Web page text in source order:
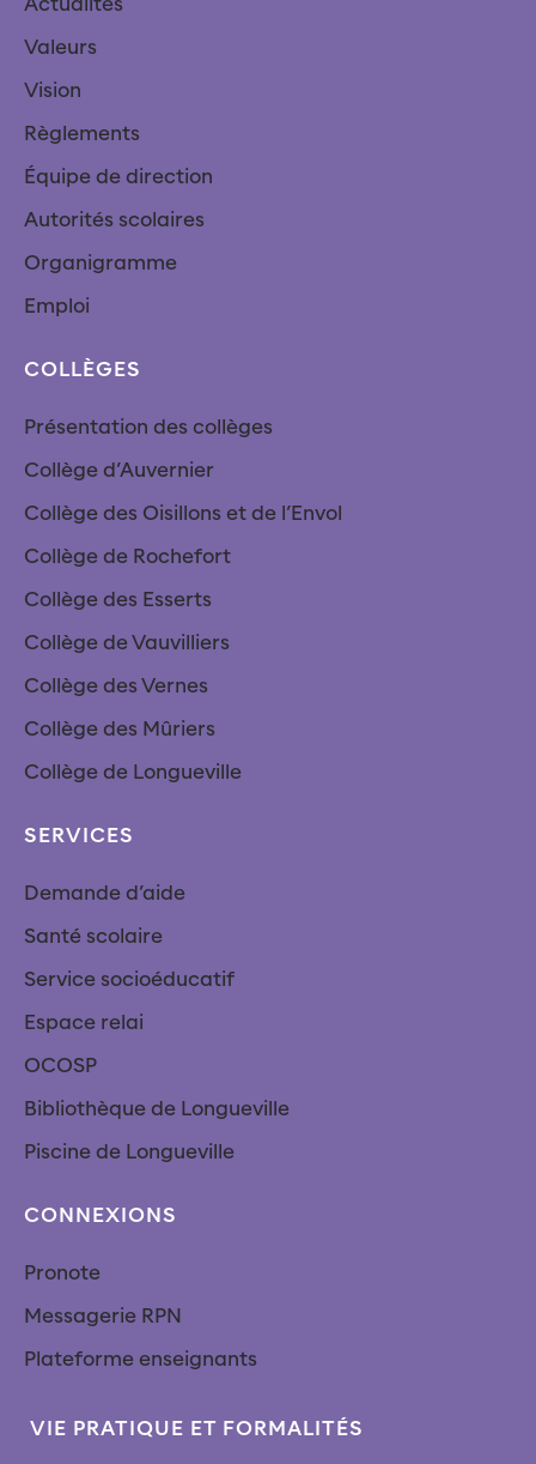
Actualités
Valeurs
Vision
Règlements
Équipe de direction
Autorités scolaires
Organigramme
Emploi
COLLÈGES
Présentation des collèges
Collège d’Auvernier
Collège des Oisillons et de l’Envol
Collège de Rochefort
Collège des Esserts
Collège de Vauvilliers
Collège des Vernes
Collège des Mûriers
Collège de Longueville
SERVICES
Demande d’aide
Santé scolaire
Service socioéducatif
Espace relai
OCOSP
Bibliothèque de Longueville
Piscine de Longueville
CONNEXIONS
Pronote
Messagerie RPN
Plateforme enseignants
VIE PRATIQUE ET FORMALITÉS